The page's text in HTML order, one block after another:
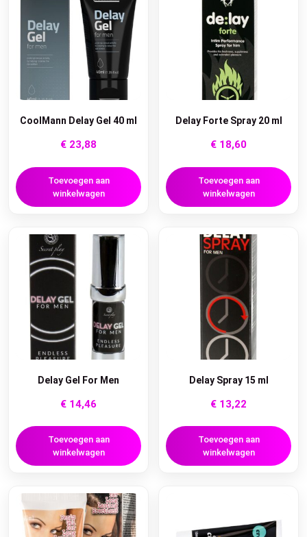
CoolMann Delay Gel 40 ml
€ 23,88
Toevoegen aan
winkelwagen
Delay Forte Spray 20 ml
€ 18,60
Toevoegen aan
winkelwagen
Delay Gel For Men
€ 14,46
Toevoegen aan
winkelwagen
Delay Spray 15 ml
€ 13,22
Toevoegen aan
winkelwagen